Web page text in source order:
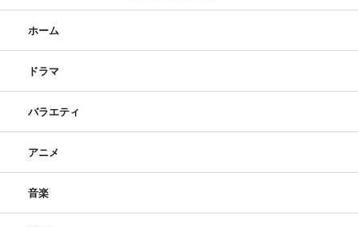
ホーム
ドラマ
バラエティ
アニメ
音楽